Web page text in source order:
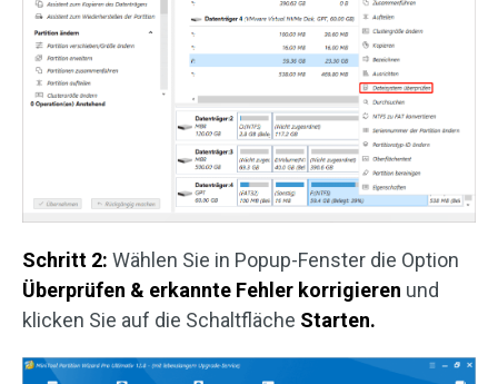
Schritt 2: Wählen Sie in Popup-Fenster die Option
Überprüfen & erkannte Fehler korrigieren und
klicken Sie auf die Schaltfläche Starten.